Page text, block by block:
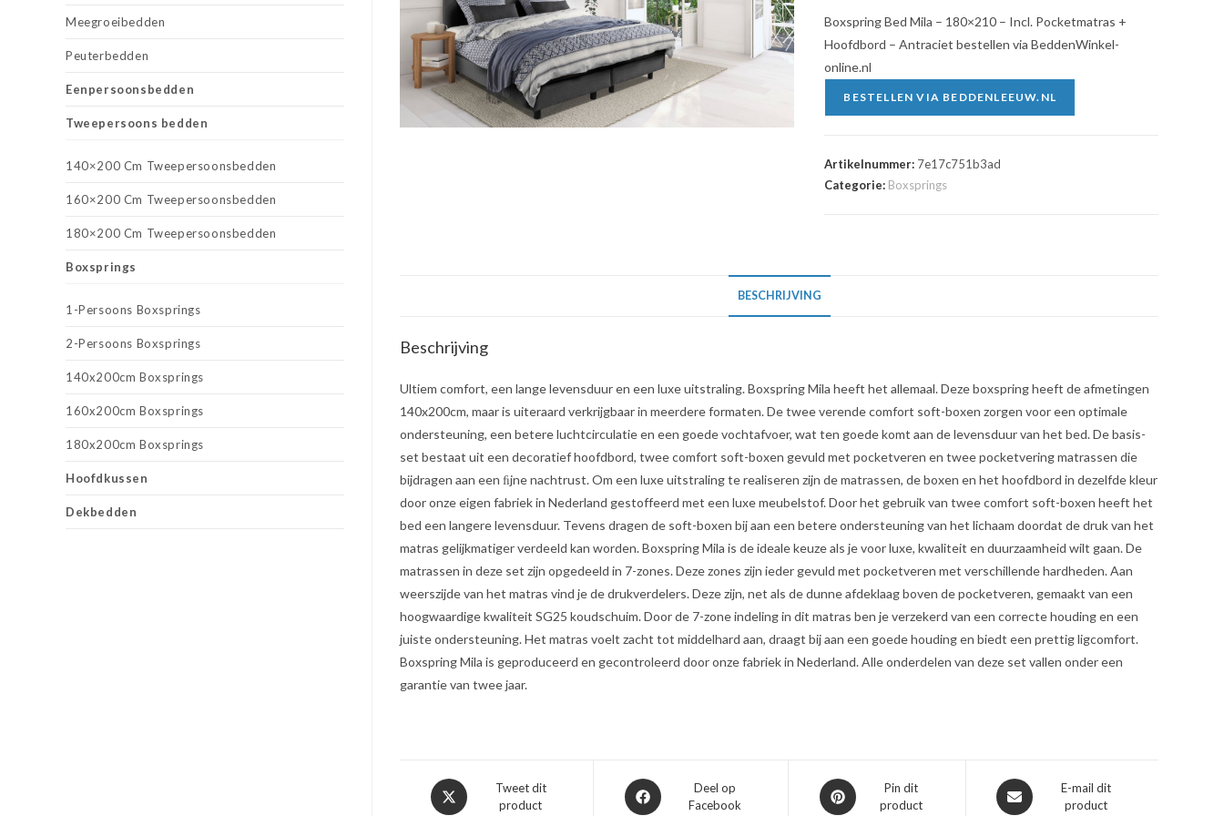
Boxspring Bed Mila – 180×210 – Incl. Pocketmatras +
Hoofdbord – Antraciet bestellen via BeddenWinkel-
online.nl
BESTELLEN VIA BEDDENLEEUW.NL
Artikelnummer: 7e17c751b3ad
Categorie: Boxsprings
BESCHRIJVING
Beschrijving
Ultiem comfort, een lange levensduur en een luxe uitstraling. Boxspring Mila heeft het allemaal. Deze boxspring heeft de afmetingen
140x200cm, maar is uiteraard verkrijgbaar in meerdere formaten. De twee verende comfort soft-boxen zorgen voor een optimale
ondersteuning, een betere luchtcirculatie en een goede vochtafvoer, wat ten goede komt aan de levensduur van het bed. De basis-
set bestaat uit een decoratief hoofdbord, twee comfort soft-boxen gevuld met pocketveren en twee pocketvering matrassen die
bijdragen aan een ﬁjne nachtrust. Om een luxe uitstraling te realiseren zijn de matrassen, de boxen en het hoofdbord in dezelfde kleur
door onze eigen fabriek in Nederland gestoffeerd met een luxe meubelstof. Door het gebruik van twee comfort soft-boxen heeft het
bed een langere levensduur. Tevens dragen de soft-boxen bij aan een betere ondersteuning van het lichaam doordat de druk van het
matras gelijkmatiger verdeeld kan worden. Boxspring Mila is de ideale keuze als je voor luxe, kwaliteit en duurzaamheid wilt gaan. De
matrassen in deze set zijn opgedeeld in 7-zones. Deze zones zijn ieder gevuld met pocketveren met verschillende hardheden. Aan
weerszijde van het matras vind je de drukverdelers. Deze zijn, net als de dunne afdeklaag boven de pocketveren, gemaakt van een
hoogwaardige kwaliteit SG25 koudschuim. Door de 7-zone indeling in dit matras ben je verzekerd van een correcte houding en een
juiste ondersteuning. Het matras voelt zacht tot middelhard aan, draagt bij aan een goede houding en biedt een prettig ligcomfort.
Boxspring Mila is geproduceerd en gecontroleerd door onze fabriek in Nederland. Alle onderdelen van deze set vallen onder een
garantie van twee jaar.
Opent
in
Tweet dit
product
Opent
in
Deel op
Facebook
Opent
in
Pin dit
product
Opent
in
E-mail dit
product
Meegroeibedden
Peuterbedden
Eenpersoonsbedden
Tweepersoons bedden
140×200 Cm Tweepersoonsbedden
160×200 Cm Tweepersoonsbedden
180×200 Cm Tweepersoonsbedden
Boxsprings
1-Persoons Boxsprings
2-Persoons Boxsprings
140x200cm Boxsprings
160x200cm Boxsprings
180x200cm Boxsprings
Hoofdkussen
Dekbedden